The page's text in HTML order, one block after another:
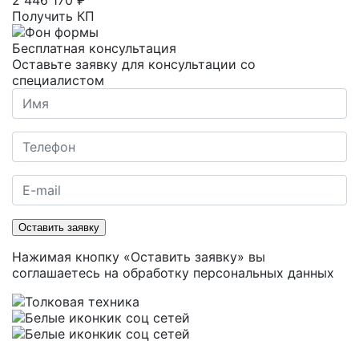
Получить КП
Бесплатная консультация
Оставьте заявку для консультации со
специалистом
Оставить заявку
Нажимая кнопку «Оставить заявку» вы
соглашаетесь на обработку персональных данных